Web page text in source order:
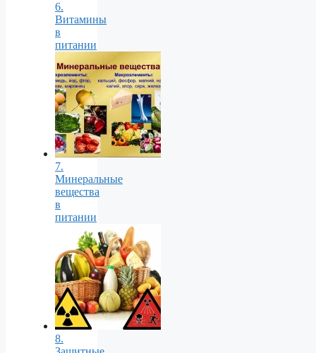
6.
Витамины
в
питании
7.
Минеральные
вещества
в
питании
8.